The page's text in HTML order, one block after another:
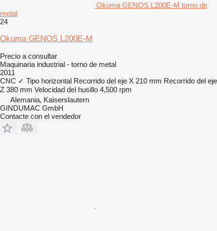
Okuma GENOS L200E-M torno de
metal
24
Okuma GENOS L200E-M
Precio a consultar
Maquinaria industrial - torno de metal
2011
CNC ✓ Tipo horizontal Recorrido del eje X 210 mm Recorrido del eje
Z 380 mm Velocidad del husillo 4,500 rpm
Alemania, Kaiserslautern
GINDUMAC GmbH
Contacte con el vendedor